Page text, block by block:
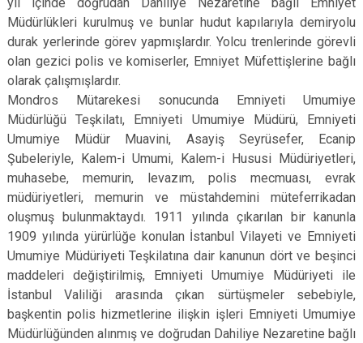
Müdürlükleri kurulmuş ve bunlar hudut kapılarıyla demiryolu
durak yerlerinde görev yapmışlardır. Yolcu trenlerinde görevli
olan gezici polis ve komiserler, Emniyet Müfettişlerine bağlı
olarak çalışmışlardır.
Mondros Mütarekesi sonucunda Emniyeti Umumiye
Müdürlüğü Teşkilatı, Emniyeti Umumiye Müdürü, Emniyeti
Umumiye Müdür Muavini, Asayiş Seyrüsefer, Ecanip
Şubeleriyle, Kalem-i Umumi, Kalem-i Hususi Müdüriyetleri,
muhasebe, memurin, levazım, polis mecmuası, evrak
müdüriyetleri, memurin ve müstahdemini müteferrikadan
oluşmuş bulunmaktaydı. 1911 yılında çıkarılan bir kanunla
1909 yılında yürürlüğe konulan İstanbul Vilayeti ve Emniyeti
Umumiye Müdüriyeti Teşkilatına dair kanunun dört ve beşinci
maddeleri değiştirilmiş, Emniyeti Umumiye Müdüriyeti ile
İstanbul Valiliği arasında çıkan sürtüşmeler sebebiyle,
başkentin polis hizmetlerine ilişkin işleri Emniyeti Umumiye
Müdürlüğünden alınmış ve doğrudan Dahiliye Nezaretine bağlı